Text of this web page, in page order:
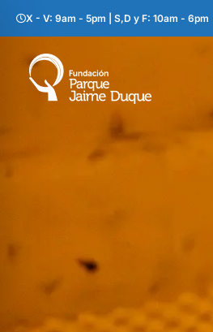
X - V: 9am - 5pm | S,D y F: 10am - 6pm